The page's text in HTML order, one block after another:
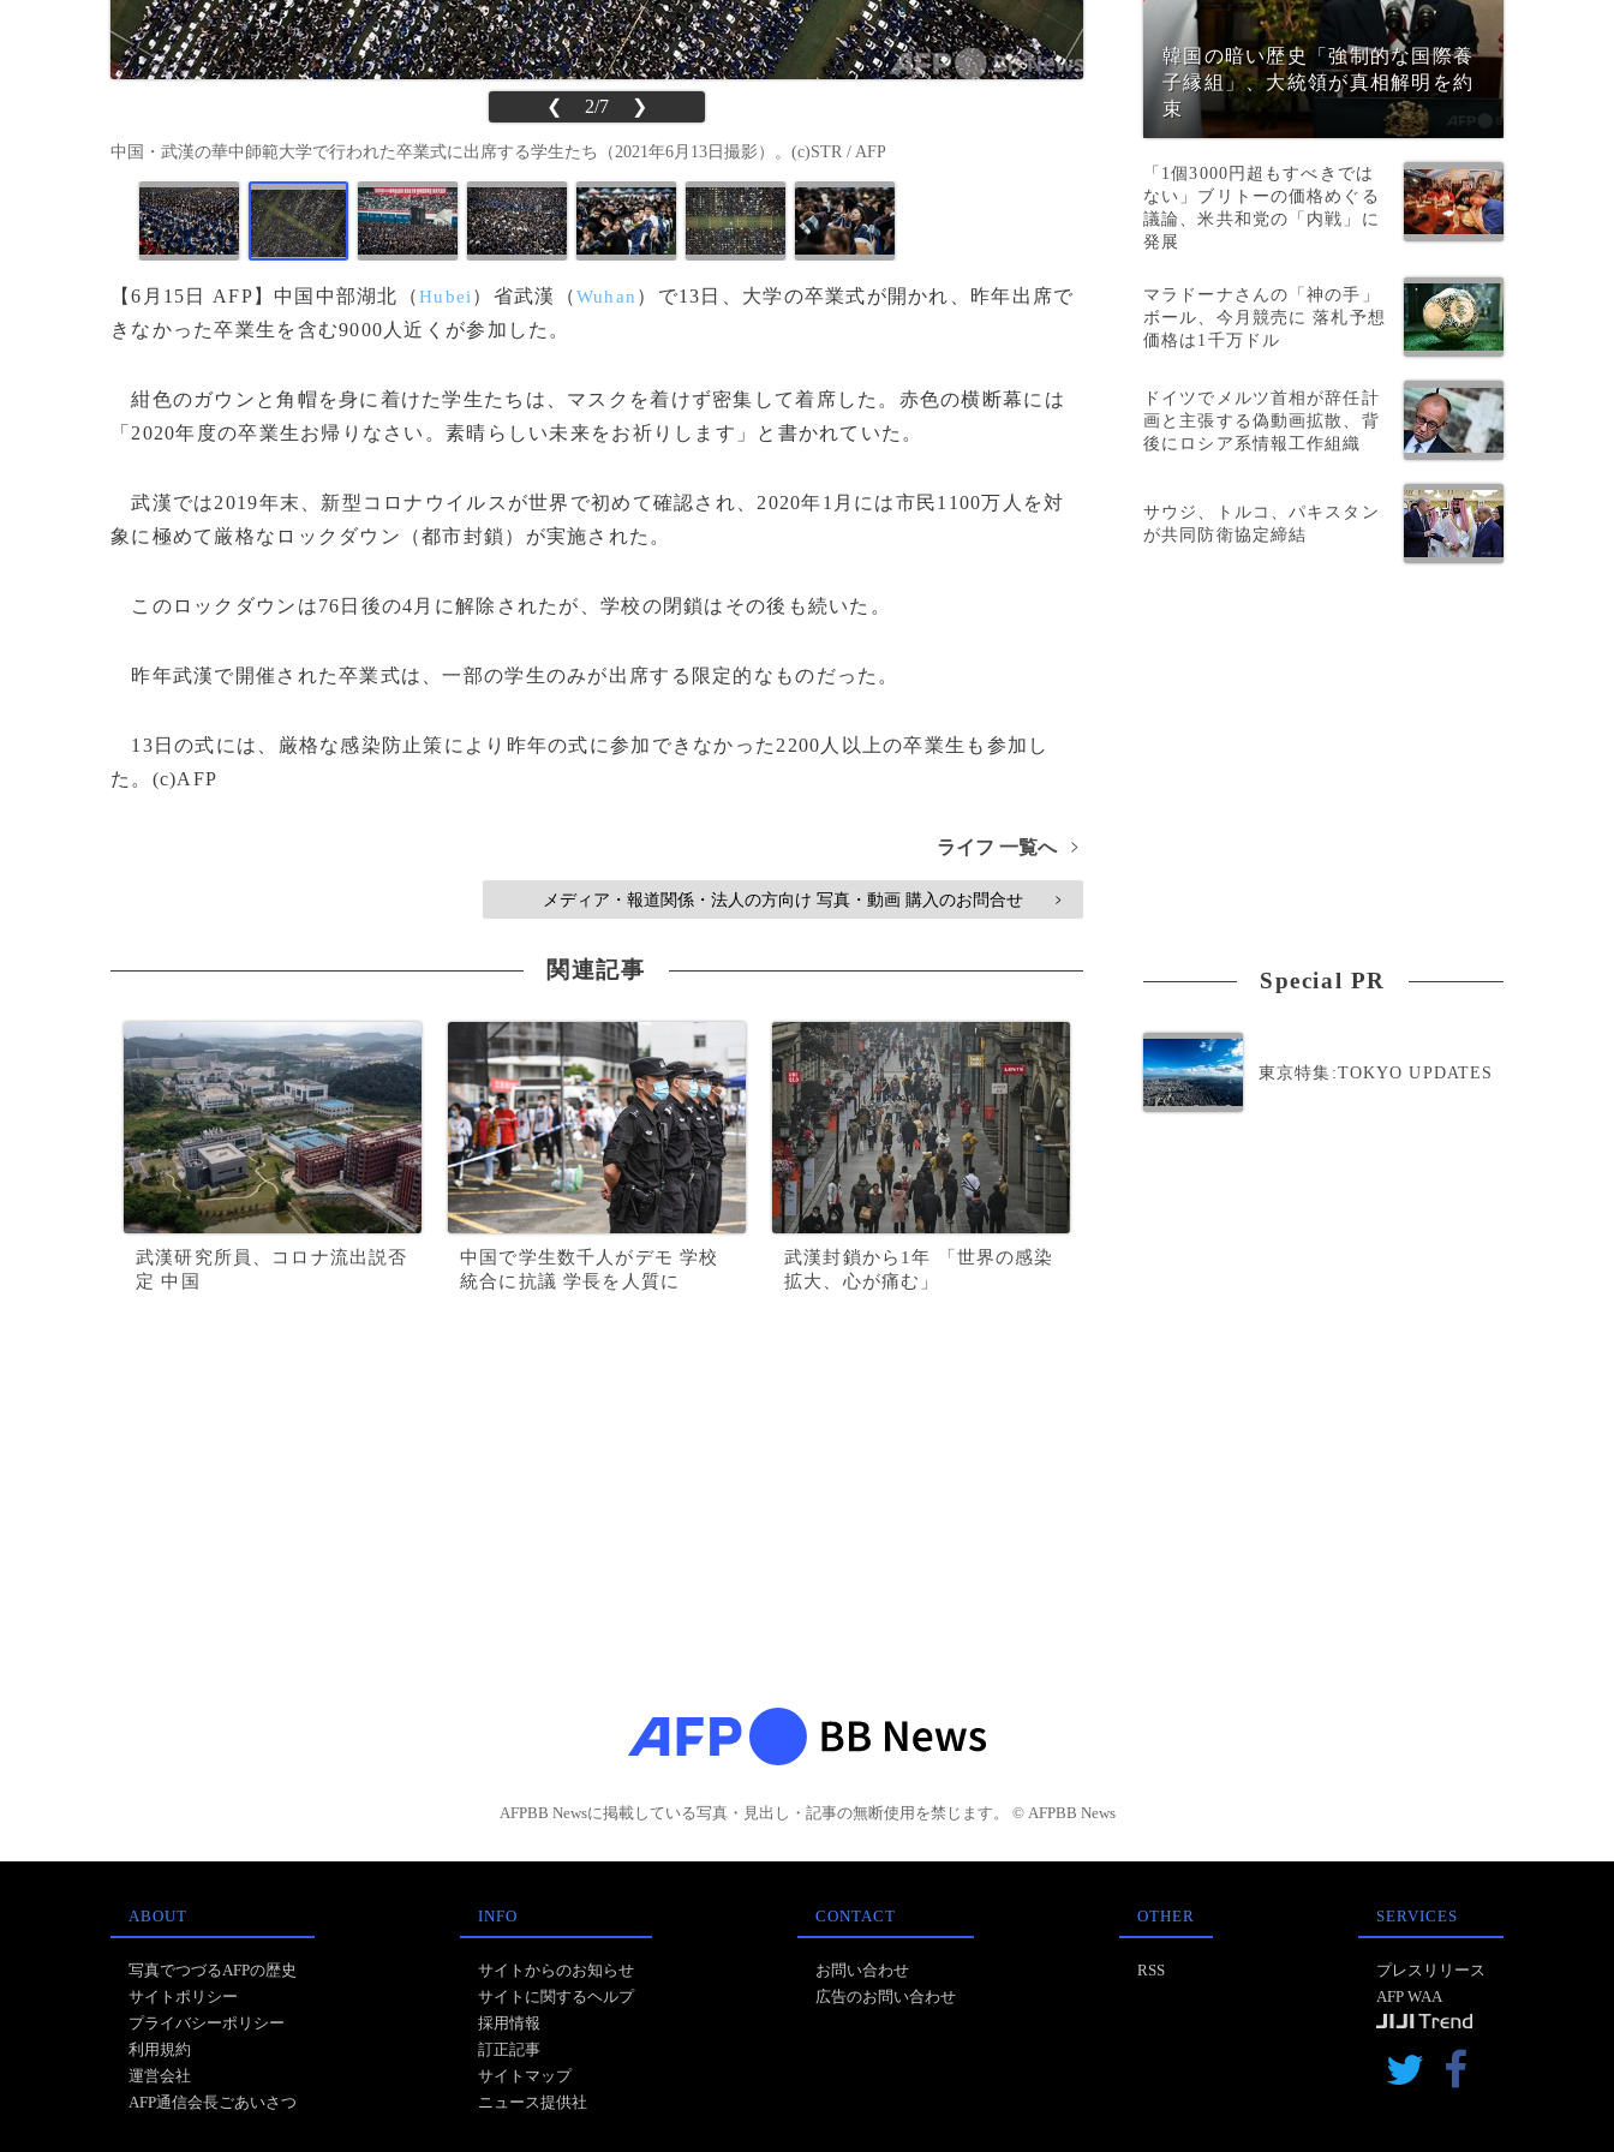
❮ 2/7 ❯
中国・武漢の華中師範大学で行われた卒業式に出席する学生たち（2021年6月13日撮影）。(c)STR / AFP
【6月15日 AFP】中国中部湖北（Hubei ）省武漢（Wuhan ）で13日、大学の卒業式が開かれ、昨年出席で
きなかった卒業生を含む9000人近くが参加した。
紺色のガウンと角帽を身に着けた学生たちは、マスクを着けず密集して着席した。赤色の横断幕には
「2020年度の卒業生お帰りなさい。素晴らしい未来をお祈りします」と書かれていた。
武漢では2019年末、新型コロナウイルスが世界で初めて確認され、2020年1月には市民1100万人を対
象に極めて厳格なロックダウン（都市封鎖）が実施された。
このロックダウンは76日後の4月に解除されたが、学校の閉鎖はその後も続いた。
昨年武漢で開催された卒業式は、一部の学生のみが出席する限定的なものだった。
13日の式には、厳格な感染防止策により昨年の式に参加できなかった2200人以上の卒業生も参加し
た。(c)AFP
ライフ 一覧へ >
メディア・報道関係・法人の方向け 写真・動画 購入のお問合せ >
関連記事
武漢研究所員、コロナ流出説否
定 中国
中国で学生数千人がデモ 学校
統合に抗議 学長を人質に
武漢封鎖から1年 「世界の感染
拡大、心が痛む」
韓国の暗い歴史「強制的な国際養
子縁組」、大統領が真相解明を約
束
「1個3000円超もすべきでは
ない」ブリトーの価格めぐる
議論、米共和党の「内戦」に
発展
マラドーナさんの「神の手」
ボール、今月競売に 落札予想
価格は1千万ドル
ドイツでメルツ首相が辞任計
画と主張する偽動画拡散、背
後にロシア系情報工作組織
サウジ、トルコ、パキスタン
が共同防衛協定締結
Special PR
東京特集:TOKYO UPDATES
AFPBB Newsに掲載している写真・見出し・記事の無断使用を禁じます。 © AFPBB News
ABOUT
写真でつづるAFPの歴史
サイトポリシー
プライバシーポリシー
利用規約
運営会社
AFP通信会長ごあいさつ
INFO
サイトからのお知らせ
サイトに関するヘルプ
採用情報
訂正記事
サイトマップ
ニュース提供社
CONTACT
お問い合わせ
広告のお問い合わせ
OTHER
RSS
SERVICES
プレスリリース
AFP WAA